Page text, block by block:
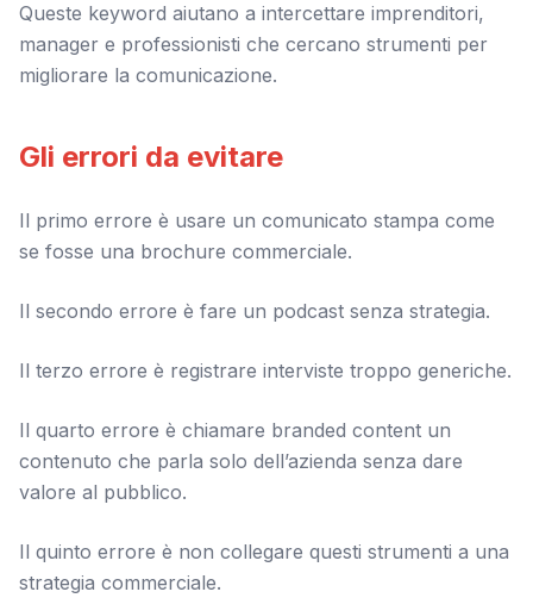
Queste keyword aiutano a intercettare imprenditori,
manager e professionisti che cercano strumenti per
migliorare la comunicazione.
Gli errori da evitare
Il primo errore è usare un comunicato stampa come
se fosse una brochure commerciale.
Il secondo errore è fare un podcast senza strategia.
Il terzo errore è registrare interviste troppo generiche.
Il quarto errore è chiamare branded content un
contenuto che parla solo dell’azienda senza dare
valore al pubblico.
Il quinto errore è non collegare questi strumenti a una
strategia commerciale.